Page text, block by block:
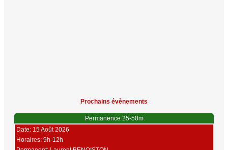
Prochains évènements
Permanence 25-50m
Date: 15 Août 2026
Horaires: 9h-12h